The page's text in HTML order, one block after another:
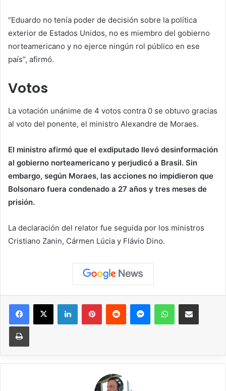
“Eduardo no tenía poder de decisión sobre la política
exterior de Estados Unidos, no es miembro del gobierno
norteamericano y no ejerce ningún rol público en ese
país”, afirmó.
Votos
La votación unánime de 4 votos contra 0 se obtuvo gracias
al voto del ponente, el ministro Alexandre de Moraes.
El ministro afirmó que el exdiputado llevó desinformación
al gobierno norteamericano y perjudicó a Brasil. Sin
embargo, según Moraes, las acciones no impidieron que
Bolsonaro fuera condenado a 27 años y tres meses de
prisión.
La declaración del relator fue seguida por los ministros
Cristiano Zanin, Cármen Lúcia y Flávio Dino.
Facebook
X LinkedInPinterestReddit MessengerWhatsAppCompartir vía correo
Imprimir